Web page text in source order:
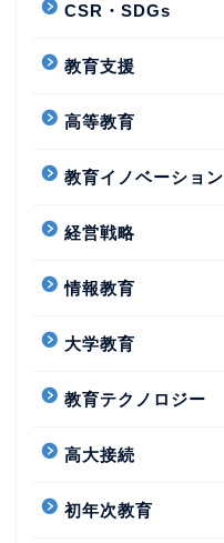
CSR・SDGs
教育支援
高等教育
教育イノベーション
経営戦略
情報教育
大学教育
教育テクノロジー
高大接続
初年次教育